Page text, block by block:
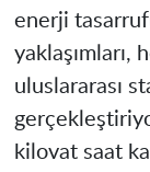
enerji
yaklaşımları,
uluslararası
kilovat saat